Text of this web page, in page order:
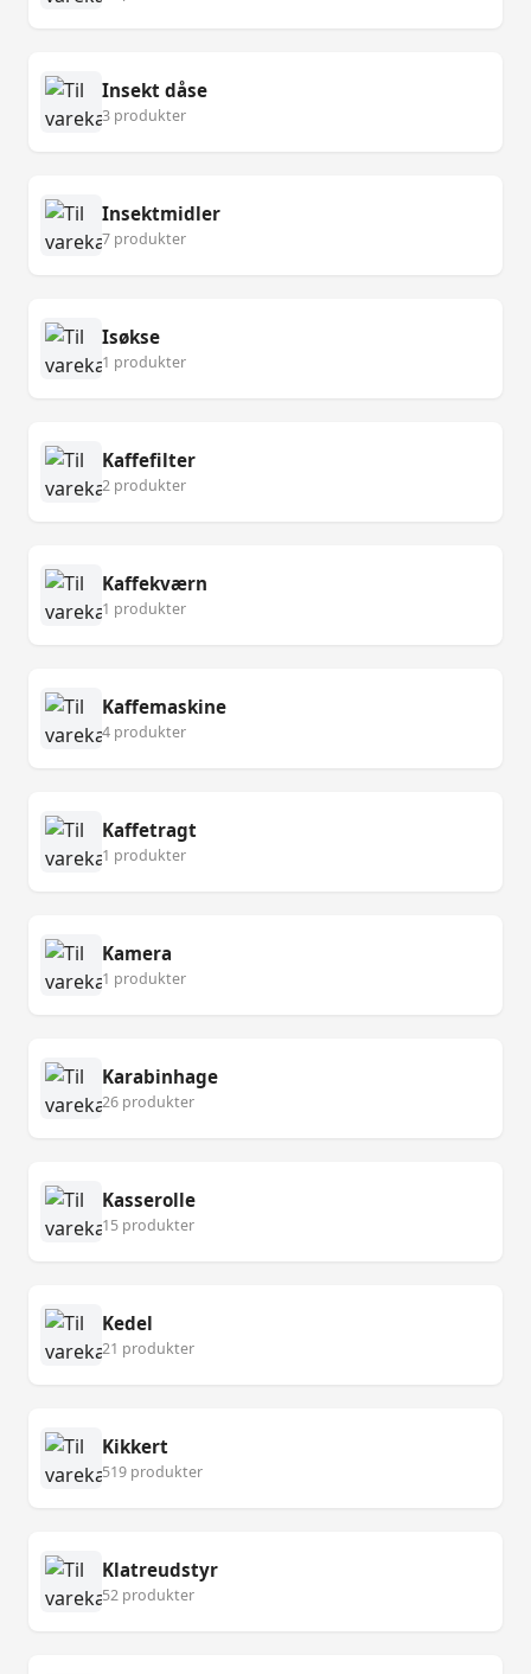
Insekt dåse
3 produkter
Insektmidler
7 produkter
Isøkse
1 produkter
Kaffefilter
2 produkter
Kaffekværn
1 produkter
Kaffemaskine
4 produkter
Kaffetragt
1 produkter
Kamera
1 produkter
Karabinhage
26 produkter
Kasserolle
15 produkter
Kedel
21 produkter
Kikkert
519 produkter
Klatreudstyr
52 produkter